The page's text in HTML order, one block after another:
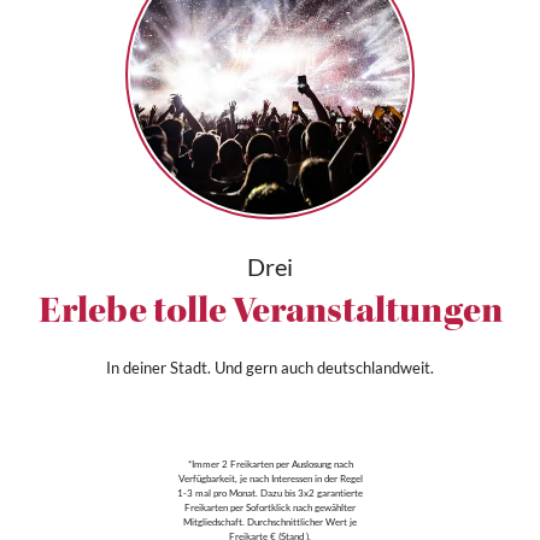
Drei
Erlebe tolle Veranstaltungen
In deiner Stadt. Und gern auch deutschlandweit.
*Immer 2 Freikarten per Auslosung nach
Verfügbarkeit, je nach Interessen in der Regel
1-3 mal pro Monat. Dazu bis 3x2 garantierte
Freikarten per Sofortklick nach gewählter
Mitgliedschaft. Durchschnittlicher Wert je
Freikarte € (Stand ).